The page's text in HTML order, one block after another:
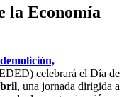
la Economía
celebrará el Día de
, una jornada dirigida a